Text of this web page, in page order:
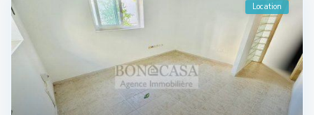
Location